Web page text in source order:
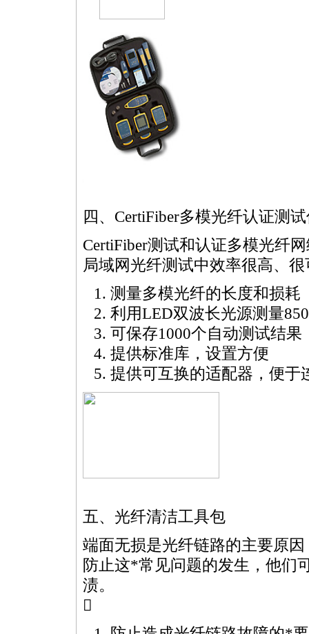
四、 CertiFiber多模光纤认证测
CertiFiber测试和认证多模光纤
局域网光纤测试中效率很高、
测量多模光纤的长度和损耗
利用LED双波长光源测量
可保存1000个自动测试结果
提供标准库，设置方便
提供可互换的适配器，便于
五、光纤清洁工具包
端面无损是光纤链路的主要原
防止这*常见问题的发生，他们
渍。
